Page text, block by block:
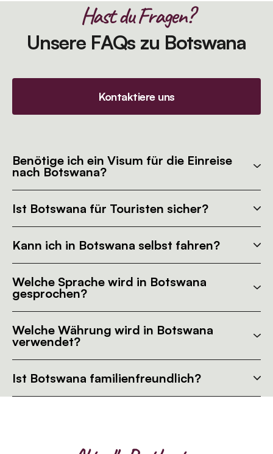
Hast du Fragen?
Unsere FAQs zu Botswana
Kontaktiere uns
Benötige ich ein Visum für die Einreise
nach Botswana?
Ist Botswana für Touristen sicher?
Kann ich in Botswana selbst fahren?
Welche Sprache wird in Botswana
gesprochen?
Welche Währung wird in Botswana
verwendet?
Ist Botswana familienfreundlich?